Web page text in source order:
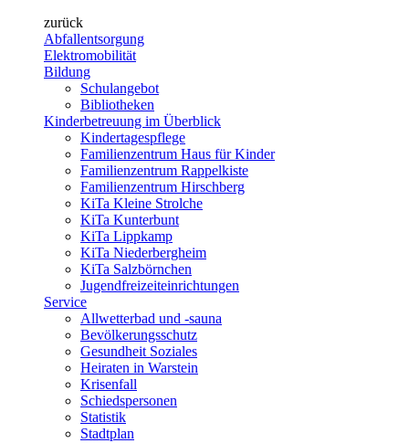
zurück
Abfallentsorgung
Elektromobilität
Bildung
Schulangebot
Bibliotheken
Kinderbetreuung im Überblick
Kindertagespflege
Familienzentrum Haus für Kinder
Familienzentrum Rappelkiste
Familienzentrum Hirschberg
KiTa Kleine Strolche
KiTa Kunterbunt
KiTa Lippkamp
KiTa Niederbergheim
KiTa Salzbörnchen
Jugendfreizeiteinrichtungen
Service
Allwetterbad und -sauna
Bevölkerungsschutz
Gesundheit Soziales
Heiraten in Warstein
Krisenfall
Schiedspersonen
Statistik
Stadtplan